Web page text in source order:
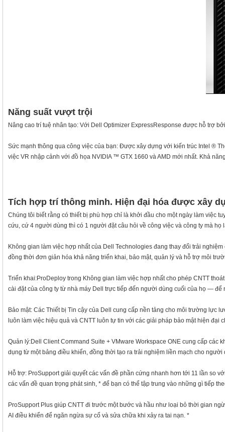
Năng suất vượt trội
Nâng cao trí tuệ nhân tạo: Với Dell Optimizer ExpressResponse được hỗ trợ
Sức mạnh thông qua công việc của bạn: Được xây dựng với kiến trúc Intel ®
việc VR nhập cảnh với đồ họa NVIDIA ™ GTX 1660 và AMD mới nhất. Khả
Tích hợp trí thông minh. Hiện đại hóa được xây
Chúng tôi biết rằng có thiết bị phù hợp chỉ là khởi đầu cho một ngày làm việc
cứu, cứ 4 người dùng thì có 1 người đặt câu hỏi về công việc và công ty mà
Không gian làm việc hợp nhất của Dell Technologies đang thay đổi trải
đồng thời đơn giản hóa khả năng triển khai, bảo mật, quản lý và hỗ trợ môi
Triển khai:ProDeploy trong Không gian làm việc hợp nhất cho phép CNTT
cài đặt của công ty từ nhà máy Dell trực tiếp đến người dùng cuối của họ —
Bảo mật: Các Thiết bị Tin cậy của Dell cung cấp nền tảng cho môi trường
luôn làm việc hiệu quả và CNTT luôn tự tin với các giải pháp bảo mật hiện đại
Quản lý:Dell Client Command Suite + VMware Workspace ONE cung cấp
dụng từ một bảng điều khiển, đồng thời tạo ra trải nghiệm liền mạch cho người
Hỗ trợ: ProSupport giải quyết các vấn đề phần cứng nhanh hơn tới 11 lần so
các vấn đề quan trọng phát sinh, * để bạn có thể tập trung vào những gì tiếp
ProSupport Plus giúp CNTT đi trước một bước và hầu như loại bỏ thời gian
AI điều khiển để ngăn ngừa sự cố và sửa chữa khi xảy ra tai nạn. *